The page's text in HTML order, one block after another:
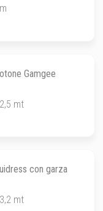
Gamgee
mt
con garza
mt